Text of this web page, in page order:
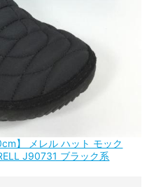
】 メレル ハット モック
J90731 ブラック系